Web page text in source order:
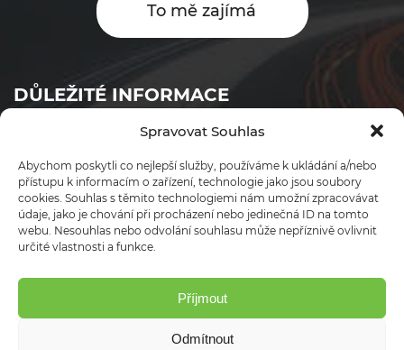
Spravovat Souhlas
Abychom poskytli co nejlepší služby, používáme k ukládání a/nebo
přístupu k informacím o zařízení, technologie jako jsou soubory
cookies. Souhlas s těmito technologiemi nám umožní zpracovávat
údaje, jako je chování při procházení nebo jedinečná ID na tomto
webu. Nesouhlas nebo odvolání souhlasu může nepříznivě ovlivnit
určité vlastnosti a funkce.
Příjmout
Odmítnout
DŮLEŽITÉ INFORMACE
Objednávkový formulář
Ceník
Obchodní podmínky
Ochrana osobních údajů
To mě zajímá